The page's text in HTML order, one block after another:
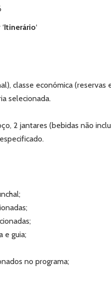
Itinerário‘
classe económica (reservas
selecionada.
2 jantares (bebidas não
e guia;
no programa;